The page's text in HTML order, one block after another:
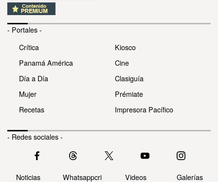
- Portales -
Crítica
Panamá América
Día a Día
Mujer
Recetas
Kiosco
Cine
Clasiguía
Prémiate
Impresora Pacífico
- Redes sociales -
Noticias Whatsappcri Videos Galerías